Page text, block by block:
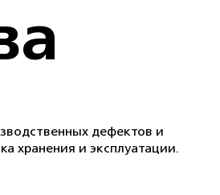
дефектов и
хранения и эксплуатации.